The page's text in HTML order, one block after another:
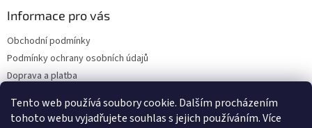
Tento web používá soubory cookie. Dalším procházením
tohoto webu vyjadřujete souhlas s jejich používáním. Více
Informace pro vás
Obchodní podmínky
Podmínky ochrany osobních údajů
Doprava a platba
Kontakty